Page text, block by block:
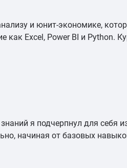
и юнит-экономике,
как Excel, Power BI и Python.
я подчерпнул для себя
начиная от базовых